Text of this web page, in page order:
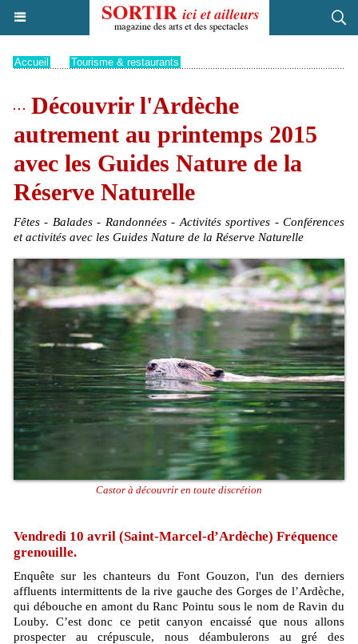
Accueil Tourisme & restaurants
Découvrir l'Ardèche
autrement au printemps 2015
avec les Guides Nature de la
Réserve Naturelle
Fêtes - Balades - Randonnées - Activités sportives - Conférences
et activités avec les Guides Nature de la Réserve Naturelle
Castor à découvrir en toute discrétion
Vendredi 10 avril (Saint-Marcel-d’Ardèche) Fréquence
grenouille.
Enquête sur les chanteurs du Font Gouzon, l'un des derniers
affluents intermittents de la rive gauche des Gorges de l’Ardèche,
qui débouche en amont du Ranc Pointu sous le nom de Ravin du
Louby. C’est donc ce petit canyon encaissé que nous allons
prospecter au crépuscule, nous déambulerons au gré des